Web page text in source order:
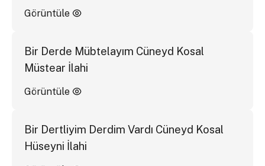
Görüntüle
Bir Derde Mübtelayım Cüneyd Kosal
Müstear İlahi
Görüntüle
Bir Dertliyim Derdim Vardı Cüneyd Kosal
Hüseyni İlahi